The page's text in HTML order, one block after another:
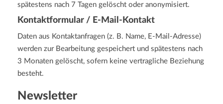
spätestens nach 7 Tagen gelöscht oder anonymisiert.
Kontaktformular / E-Mail-Kontakt
Daten aus Kontaktanfragen (z. B. Name, E-Mail-Adresse)
werden zur Bearbeitung gespeichert und spätestens nach
3 Monaten gelöscht, sofern keine vertragliche Beziehung
besteht.
Newsletter